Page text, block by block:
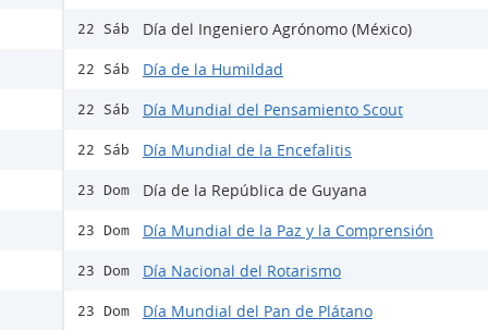
22 Sáb Día del Ingeniero Agrónomo (México)
22 Sáb Día de la Humildad
22 Sáb Día Mundial del Pensamiento Scout
22 Sáb Día Mundial de la Encefalitis
23 Dom Día de la República de Guyana
23 Dom Día Mundial de la Paz y la Comprensión
23 Dom Día Nacional del Rotarismo
23 Dom Día Mundial del Pan de Plátano